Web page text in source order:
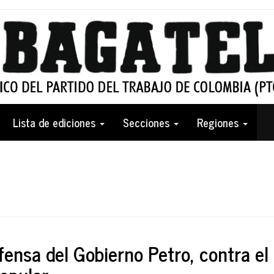
Lista de ediciones Secciones Regiones
del Gobierno Petro, contra el